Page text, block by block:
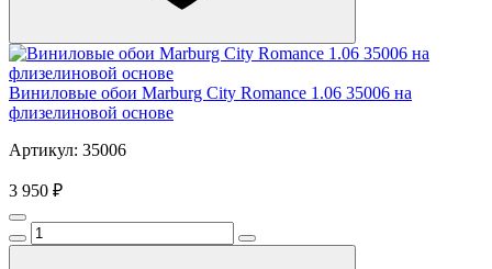
Виниловые обои Marburg City Romance 1.06 35006 на
флизелиновой основе
Артикул: 35006
3 950 ₽